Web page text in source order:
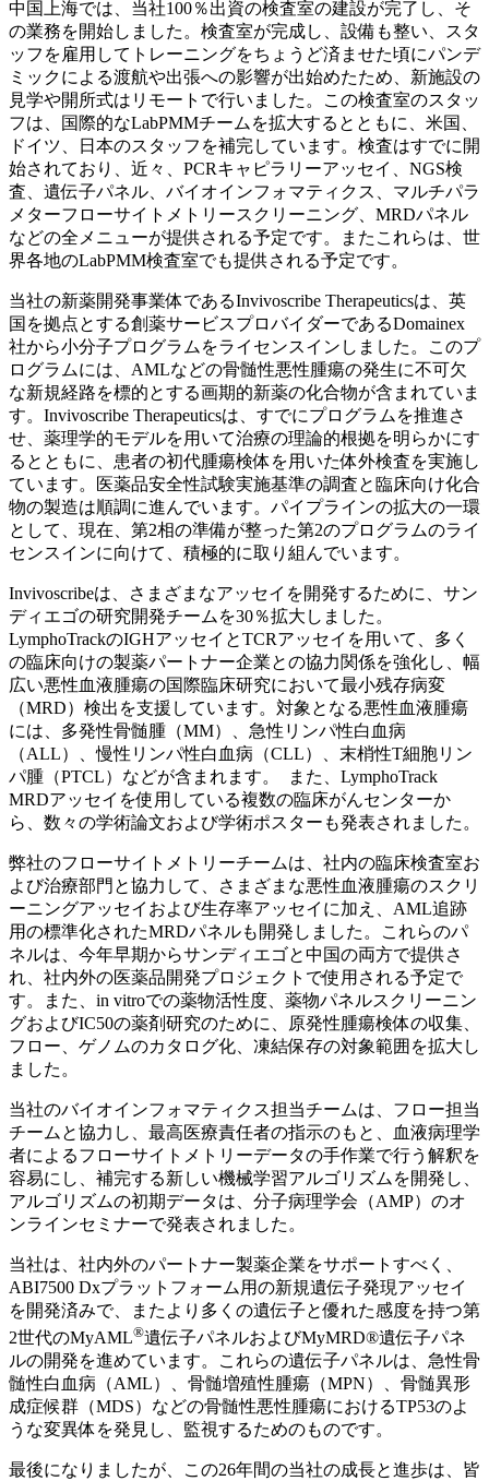
中国上海では、当社100％出資の検査室の建設が完了し、そ
の業務を開始しました。検査室が完成し、設備も整い、スタ
ッフを雇用してトレーニングをちょうど済ませた頃にパンデ
ミックによる渡航や出張への影響が出始めたため、新施設の
見学や開所式はリモートで行いました。この検査室のスタッ
フは、国際的なLabPMMチームを拡大するとともに、米国、
ドイツ、日本のスタッフを補完しています。検査はすでに開
始されており、近々、PCRキャピラリーアッセイ、NGS検
査、遺伝子パネル、バイオインフォマティクス、マルチパラ
メターフローサイトメトリースクリーニング、MRDパネル
などの全メニューが提供される予定です。またこれらは、世
界各地のLabPMM検査室でも提供される予定です。
当社の新薬開発事業体であるInvivoscribe Therapeuticsは、英
国を拠点とする創薬サービスプロバイダーであるDomainex
社から小分子プログラムをライセンスインしました。このプ
ログラムには、AMLなどの骨髄性悪性腫瘍の発生に不可欠
な新規経路を標的とする画期的新薬の化合物が含まれていま
す。Invivoscribe Therapeuticsは、すでにプログラムを推進さ
せ、薬理学的モデルを用いて治療の理論的根拠を明らかにす
るとともに、患者の初代腫瘍検体を用いた体外検査を実施し
ています。医薬品安全性試験実施基準の調査と臨床向け化合
物の製造は順調に進んでいます。パイプラインの拡大の一環
として、現在、第2相の準備が整った第2のプログラムのライ
センスインに向けて、積極的に取り組んでいます。
Invivoscribeは、さまざまなアッセイを開発するために、サン
ディエゴの研究開発チームを30％拡大しました。
LymphoTrackのIGHアッセイとTCRアッセイを用いて、多く
の臨床向けの製薬パートナー企業との協力関係を強化し、幅
広い悪性血液腫瘍の国際臨床研究において最小残存病変
（MRD）検出を支援しています。対象となる悪性血液腫瘍
には、多発性骨髄腫（MM）、急性リンパ性白血病
（ALL）、慢性リンパ性白血病（CLL）、末梢性T細胞リン
パ腫（PTCL）などが含まれます。 また、LymphoTrack
MRDアッセイを使用している複数の臨床がんセンターか
ら、数々の学術論文および学術ポスターも発表されました。
弊社のフローサイトメトリーチームは、社内の臨床検査室お
よび治療部門と協力して、さまざまな悪性血液腫瘍のスクリ
ーニングアッセイおよび生存率アッセイに加え、AML追跡
用の標準化されたMRDパネルも開発しました。これらのパ
ネルは、今年早期からサンディエゴと中国の両方で提供さ
れ、社内外の医薬品開発プロジェクトで使用される予定で
す。また、in vitroでの薬物活性度、薬物パネルスクリーニン
グおよびIC50の薬剤研究のために、原発性腫瘍検体の収集、
フロー、ゲノムのカタログ化、凍結保存の対象範囲を拡大し
ました。
当社のバイオインフォマティクス担当チームは、フロー担当
チームと協力し、最高医療責任者の指示のもと、血液病理学
者によるフローサイトメトリーデータの手作業で行う解釈を
容易にし、補完する新しい機械学習アルゴリズムを開発し、
アルゴリズムの初期データは、分子病理学会（AMP）のオ
ンラインセミナーで発表されました。
当社は、社内外のパートナー製薬企業をサポートすべく、
ABI7500 Dxプラットフォーム用の新規遺伝子発現アッセイ
を開発済みで、またより多くの遺伝子と優れた感度を持つ第
2世代のMyAML®遺伝子パネルおよびMyMRD®遺伝子パネ
ルの開発を進めています。これらの遺伝子パネルは、急性骨
髄性白血病（AML）、骨髄増殖性腫瘍（MPN）、骨髄異形
成症候群（MDS）などの骨髄性悪性腫瘍におけるTP53のよ
うな変異体を発見し、監視するためのものです。
最後になりましたが、この26年間の当社の成長と進歩は、皆